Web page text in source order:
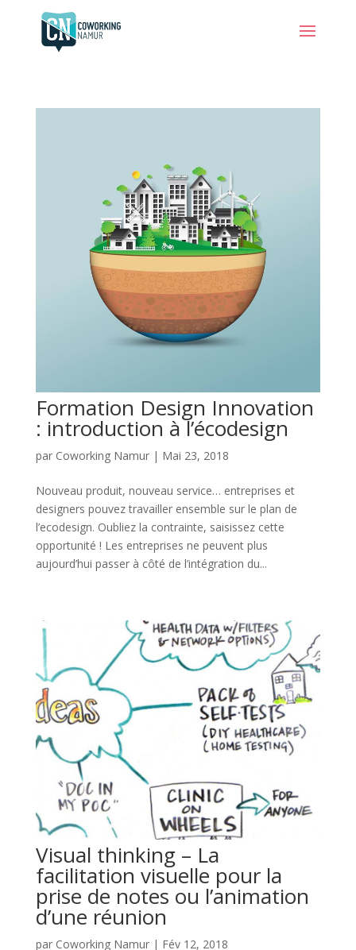
Formation Design Innovation
: introduction à l’écodesign
par Coworking Namur| Mai 23, 2018
Nouveau produit, nouveau service… entreprises et
designers pouvez travailler ensemble sur le plan de
l’ecodesign. Oubliez la contrainte, saisissez cette
opportunité ! Les entreprises ne peuvent plus
aujourd’hui passer à côté de l’intégration du...
Visual thinking – La
facilitation visuelle pour la
prise de notes ou l’animation
d’une réunion
par Coworking Namur| Fév 12, 2018